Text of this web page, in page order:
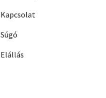
Kapcsolat
Súgó
Elállás